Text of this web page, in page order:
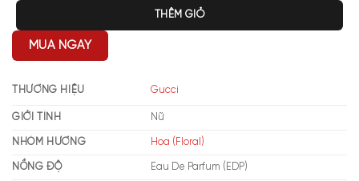
THÊM GIỎ
MUA NGAY
THƯƠNG HIỆU Gucci
GIỚI TÍNH Nữ
NHÓM HƯƠNG Hoa (Floral)
NỒNG ĐỘ Eau De Parfum (EDP)